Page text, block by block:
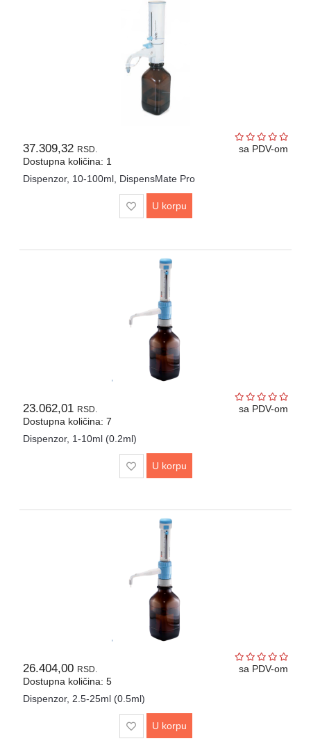
37.309,32 RSD.
sa PDV-om
Dostupna količina: 1
Dispenzor, 10-100ml, DispensMate Pro
U korpu
23.062,01 RSD.
sa PDV-om
Dostupna količina: 7
Dispenzor, 1-10ml (0.2ml)
U korpu
26.404,00 RSD.
sa PDV-om
Dostupna količina: 5
Dispenzor, 2.5-25ml (0.5ml)
U korpu